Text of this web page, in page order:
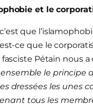
et le
que
ce que le
Pétain nous
le principe
dressées les unes
tous les